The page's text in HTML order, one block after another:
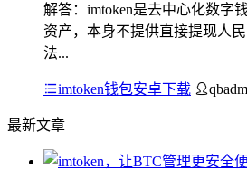
解答：imtoken是去中心化数字
资产，本身不提供直接提现人
法...
imtoken钱包安卓下载
最新文章